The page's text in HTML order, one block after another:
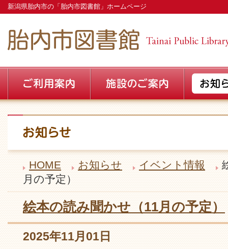
新潟県胎内市の「胎内市図書館」ホームページ
HOME お知らせ イベント情報
月の予定）
絵本の読み聞かせ（11月の予定）
2025年11月01日